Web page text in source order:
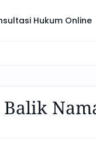
Hukum Online